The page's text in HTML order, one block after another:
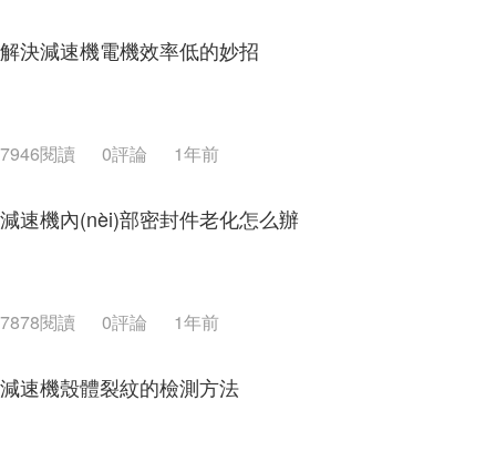
解決減速機電機效率低的妙招
7946閱讀 0評論 1年前
減速機內(nèi)部密封件老化怎么辦
7878閱讀 0評論 1年前
減速機殼體裂紋的檢測方法